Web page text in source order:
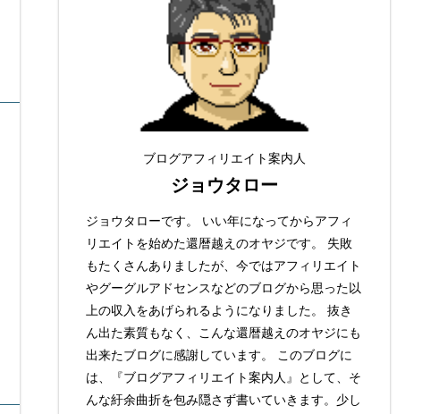
ブログアフィリエイト案内人
ジョウタロー
ジョウタローです。 いい年になってからアフィ
リエイトを始めた還暦越えのオヤジです。 失敗
もたくさんありましたが、今ではアフィリエイト
やグーグルアドセンスなどのブログから思った以
上の収入をあげられるようになりました。 抜き
ん出た素質もなく、こんな還暦越えのオヤジにも
出来たブログに感謝しています。 このブログに
は、『ブログアフィリエイト案内人』として、そ
んな紆余曲折を包み隠さず書いていきます。少し